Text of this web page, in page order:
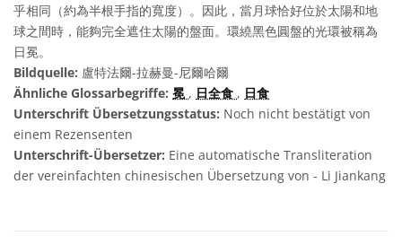
乎相同（約為半根手指的寬度）。因此，當月球恰好位於太陽和地
球之間時，能夠完全遮住太陽的盤面。環繞黑色圓盤的光環被稱為
日冕。
Bildquelle: 盧特法爾-拉赫曼-尼爾哈爾
Ähnliche Glossarbegriffe: 冕 , 日全食 , 日食
Unterschrift Übersetzungsstatus: Noch nicht bestätigt von
einem Rezensenten
Unterschrift-Übersetzer: Eine automatische Transliteration
der vereinfachten chinesischen Übersetzung von - Li Jiankang